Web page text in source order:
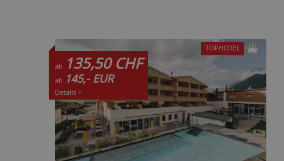
ab 135,50 CHF
ab 145,- EUR
Details +
TOPHOTEL